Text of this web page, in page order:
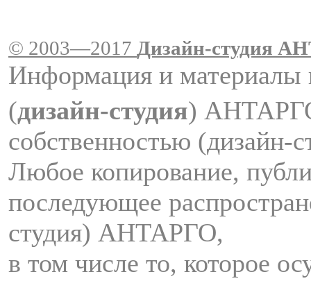
© 2003—2017 Дизайн-студия
Информация и материалы
(дизайн-студия)
собственностью
Любое копирование,
последующее
студия) АНТАРГО,
в том числе то, которое